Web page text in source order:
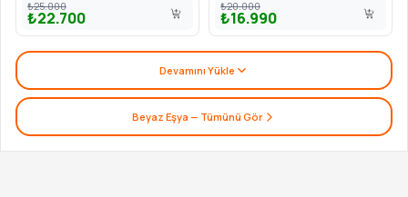
₺25.000
₺22.700
₺20.000
₺16.990
Devamını Yükle
Beyaz Eşya — Tümünü Gör